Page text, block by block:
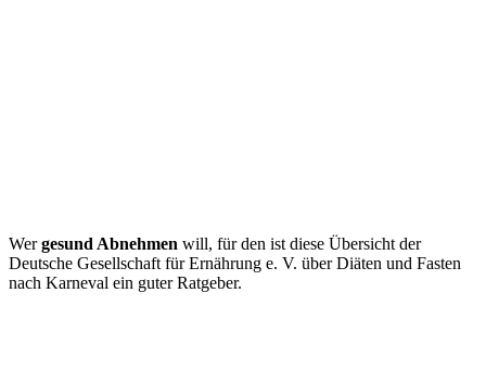
Wergesund Abnehmen will, für den ist diese Übersicht der
Deutsche Gesellschaft für Ernährung e. V. über Diäten und Fasten
nach Karneval ein guter Ratgeber.